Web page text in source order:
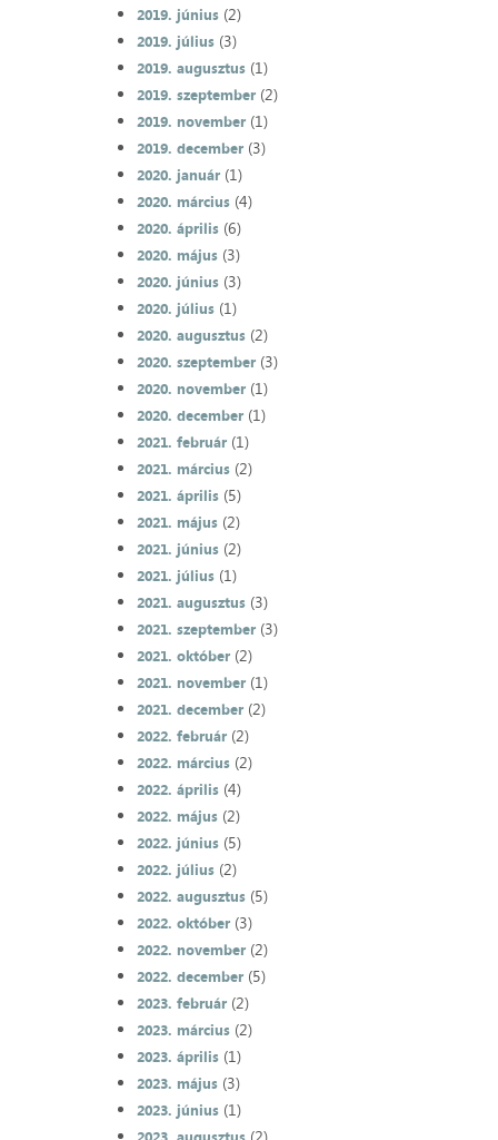
2019. június(2)
2019. július(3)
2019. augusztus(1)
2019. szeptember(2)
2019. november(1)
2019. december(3)
2020. január(1)
2020. március(4)
2020. április(6)
2020. május(3)
2020. június(3)
2020. július(1)
2020. augusztus(2)
2020. szeptember(3)
2020. november(1)
2020. december(1)
2021. február(1)
2021. március(2)
2021. április(5)
2021. május(2)
2021. június(2)
2021. július(1)
2021. augusztus(3)
2021. szeptember(3)
2021. október(2)
2021. november(1)
2021. december(2)
2022. február(2)
2022. március(2)
2022. április(4)
2022. május(2)
2022. június(5)
2022. július(2)
2022. augusztus(5)
2022. október(3)
2022. november(2)
2022. december(5)
2023. február(2)
2023. március(2)
2023. április(1)
2023. május(3)
2023. június(1)